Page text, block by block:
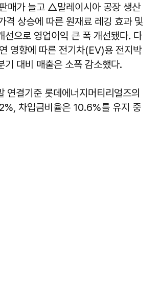
매가 늘고 △말레이시아 공장 생산
상승에 따른 원재료 레깅 효과 및
선으로 영업이익 큰 폭 개선됐다. 다
영향에 따른 전기차(EV)용 전지박
기 대비 매출은 소폭 감소했다.
연결기준 롯데에너지머티리얼즈의
차입금비율은 10.6%를 유지 중